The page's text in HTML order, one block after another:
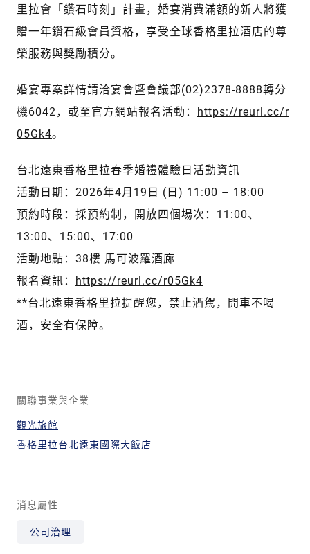
里拉會「鑽石時刻」計畫，婚宴消費滿額的新人將獲
贈一年鑽石級會員資格，享受全球香格里拉酒店的尊
榮服務與獎勵積分。
婚宴專案詳情請洽宴會暨會議部(02)2378-8888轉分
機6042，或至官方網站報名活動： https://reurl.cc/r
05Gk4。
台北遠東香格里拉春季婚禮體驗日活動資訊
活動日期：2026年4月19日 (日) 11:00 – 18:00
預約時段：採預約制，開放四個場次：11:00、
13:00、15:00、17:00
活動地點：38樓 馬可波羅酒廊
報名資訊： https://reurl.cc/r05Gk4
**台北遠東香格里拉提醒您，禁止酒駕，開車不喝
酒，安全有保障。
關聯事業與企業
觀光旅館
香格里拉台北遠東國際大飯店
消息屬性
公司治理